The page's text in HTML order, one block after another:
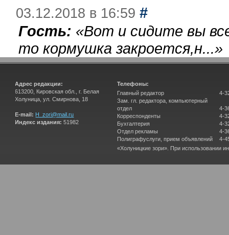
03.12.2018 в 16:59 #
Гость: «Вот и сидите вы
то кормушка закроется,н...»
Адрес редакции:
613200, Кировская обл., г. Белая
Холуница, ул. Смирнова, 18
E-mail: H_zori@mail.ru
Индекс издания: 51982
Телефоны:
Главный редактор
Зам. гл. редактора, компьютерный
отдел
Корреспонденты
Бухгалтерия
Отдел рекламы
Полиграфуслуги, прием объявлений
4-
4-
4-
4-
4-
4-
«Холуницкие зори». При использовании